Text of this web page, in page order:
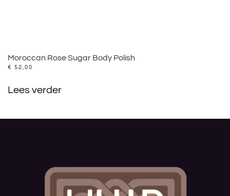
Moroccan Rose Sugar Body Polish
€ 52,00
Lees verder